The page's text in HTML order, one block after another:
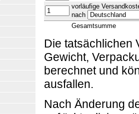
vorläufige
nach
Gesamtsumme
Die tatsächlichen
Gewicht,
berechnet und
ausfallen.
Nach Änderung